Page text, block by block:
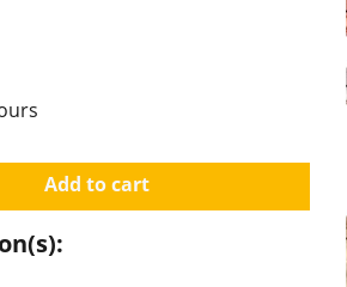
Add to cart